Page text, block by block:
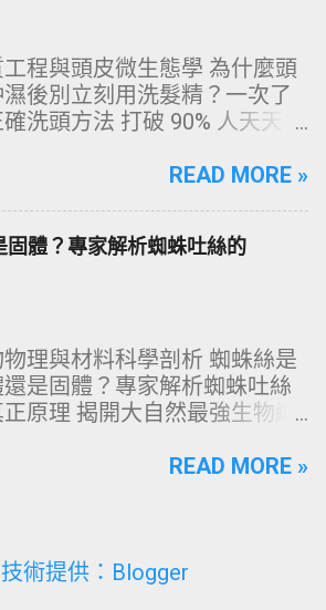
與象牙質 二、 牙齒變黃的10
色的自我檢視 四、 5大專業
白療程評估與比較 五、 避坑
破除3大網路美白偏方迷思
略 一、 牙齒顏色的生物學本
，首先必須釐清牙齒的硬組
。牙齒最外層是由高度鈣化
，又稱牙釉質） ，而包裹
，又稱牙本質） 。 💡 生
心觀念 健康自然的牙齒本來
是純白色。琺瑯質越半透明，
。當琺瑯質因磨損變薄、或是
白的牙齒多半經過人工美白處
程與頭皮微生態學 為什麼頭
後別立刻用洗髮精？一次了
洗頭方法 打破 90% 人天天在
思維，拆解頭皮清潔的物理與
頭，頭皮卻依然半天就出
頭皮問題，並不是洗髮精買
。當你蓮蓬頭剛淋濕頭髮，下
把濃縮洗髮精直接抹在頭皮
你已經親手觸發了一連串破
密的邏輯分析，為你解構正確
關鍵核心：「預洗（Pre-
READ MORE »
固體？專家解析蜘蛛吐絲的
理與材料科學剖析 蜘蛛絲是
是固體？專家解析蜘蛛吐絲
正原理 揭開大自然最強生物纖
白質，到拉伸瞬間轉化為超抗
濃相液晶流體） ，吐出體外時
READ MORE »
技術提供：Blogger